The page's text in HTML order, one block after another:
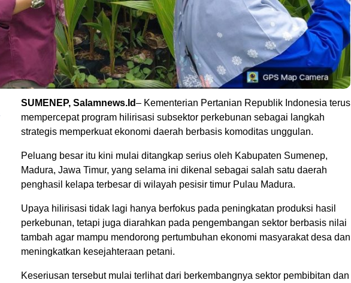
SUMENEP, Salamnews.Id– Kementerian Pertanian Republik Indonesia terus
mempercepat program hilirisasi subsektor perkebunan sebagai langkah
strategis memperkuat ekonomi daerah berbasis komoditas unggulan.
Peluang besar itu kini mulai ditangkap serius oleh Kabupaten Sumenep,
Madura, Jawa Timur, yang selama ini dikenal sebagai salah satu daerah
penghasil kelapa terbesar di wilayah pesisir timur Pulau Madura.
Upaya hilirisasi tidak lagi hanya berfokus pada peningkatan produksi hasil
perkebunan, tetapi juga diarahkan pada pengembangan sektor berbasis nilai
tambah agar mampu mendorong pertumbuhan ekonomi masyarakat desa dan
meningkatkan kesejahteraan petani.
Keseriusan tersebut mulai terlihat dari berkembangnya sektor pembibitan dan